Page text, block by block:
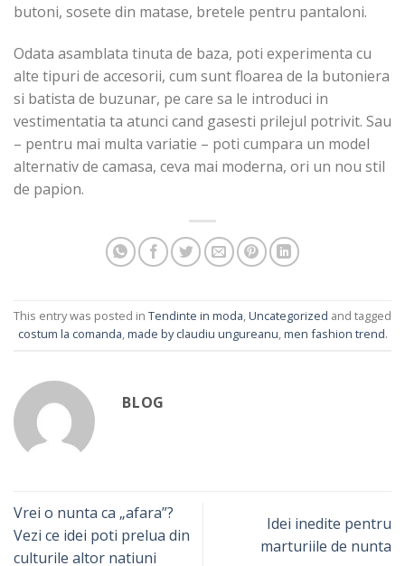
butoni, sosete din matase, bretele pentru pantaloni.
Odata asamblata tinuta de baza, poti experimenta cu
alte tipuri de accesorii, cum sunt floarea de la butoniera
si batista de buzunar, pe care sa le introduci in
vestimentatia ta atunci cand gasesti prilejul potrivit. Sau
– pentru mai multa variatie – poti cumpara un model
alternativ de camasa, ceva mai moderna, ori un nou stil
de papion.
This entry was posted in Tendinte in moda,Uncategorized and tagged
costum la comanda,made by claudiu ungureanu,men fashion trend.
BLOG
Vrei o nunta ca „afara”?
Vezi ce idei poti prelua din
culturile altor natiuni
Idei inedite pentru
marturiile de nunta